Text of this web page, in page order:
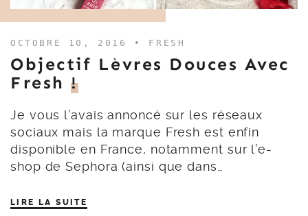
OCTOBRE 10, 2016 • FRESH
Objectif Lèvres Douces Avec
Fresh !
Je vous l’avais annoncé sur les réseaux
sociaux mais la marque Fresh est enfin
disponible en France, notamment sur l’e-
shop de Sephora (ainsi que dans…
LIRE LA SUITE